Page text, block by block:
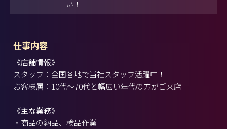
い！
仕事内容
《店舗情報》
スタッフ：全国各地で当社スタッフ活躍中！
お客様層：10代～70代と幅広い年代の方がご来店
《主な業務》
・商品の納品、検品作業